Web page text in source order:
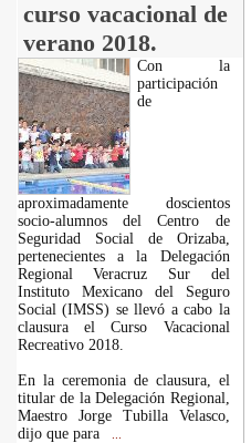
curso vacacional de
verano 2018.
Con la
participación
de
aproximadamente doscientos
socio-alumnos del Centro de
Seguridad Social de Orizaba,
pertenecientes a la Delegación
Regional Veracruz Sur del
Instituto Mexicano del Seguro
Social (IMSS) se llevó a cabo la
clausura el Curso Vacacional
Recreativo 2018.
En la ceremonia de clausura, el
titular de la Delegación Regional,
Maestro Jorge Tubilla Velasco,
dijo que para